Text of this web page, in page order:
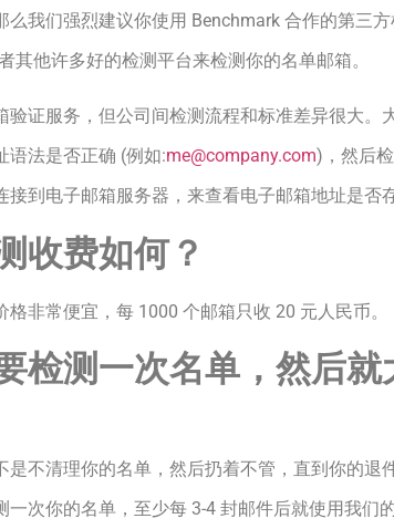
么我们强烈建议你使用 Benchmark 合作的第三
其他许多好的检测平台来检测你的名单邮箱。
验证服务，但公司间检测流程和标准差异很大。
语法是否正确 (例如:me@company.com)，然后
到电子邮箱服务器，来查看电子邮箱地址是否存
收费如何？
格非常便宜，每 1000 个邮箱只收 20 元人民币。
检测一次名单，然后就
是不清理你的名单，然后扔着不管，直到你的退
一次你的名单，至少每 3-4 封邮件后就使用我们